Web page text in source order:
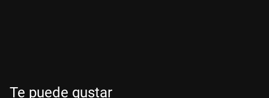
Te puede gustar